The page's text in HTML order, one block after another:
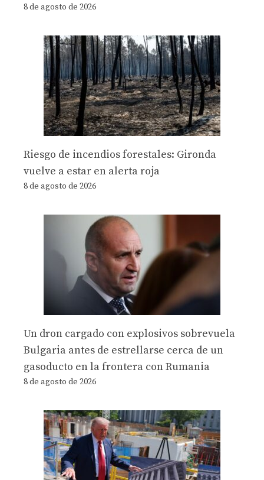
8 de agosto de 2026
Riesgo de incendios forestales: Gironda
vuelve a estar en alerta roja
8 de agosto de 2026
Un dron cargado con explosivos sobrevuela
Bulgaria antes de estrellarse cerca de un
gasoducto en la frontera con Rumania
8 de agosto de 2026